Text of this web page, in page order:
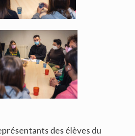
des élèves du